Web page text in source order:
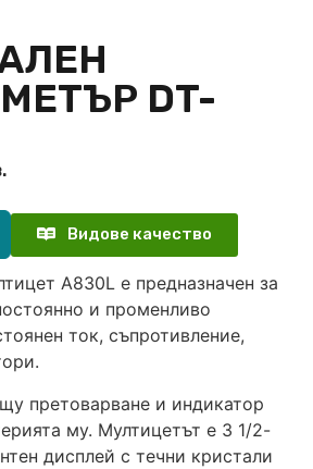
DT-
Видове качество
A830L е предназначен за
и променливо
ток, съпротивление,
претоварване и индикатор
му. Мултицетът е 3 1/2-
дисплей с течни кристали